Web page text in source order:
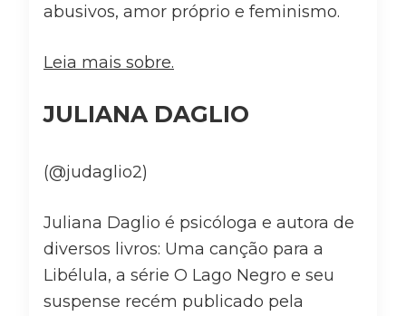
abusivos, amor próprio e feminismo.
Leia mais sobre.
JULIANA DAGLIO
(@judaglio2)
Juliana Daglio é psicóloga e autora de
diversos livros: Uma canção para a
Libélula, a série O Lago Negro e seu
suspense recém publicado pela